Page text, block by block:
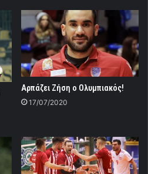
Αρπάζει Ζήση ο Ολυμπιακός!
17/07/2020